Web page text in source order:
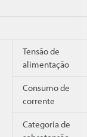
Tensão de
alimentação
Consumo de
corrente
Categoria de